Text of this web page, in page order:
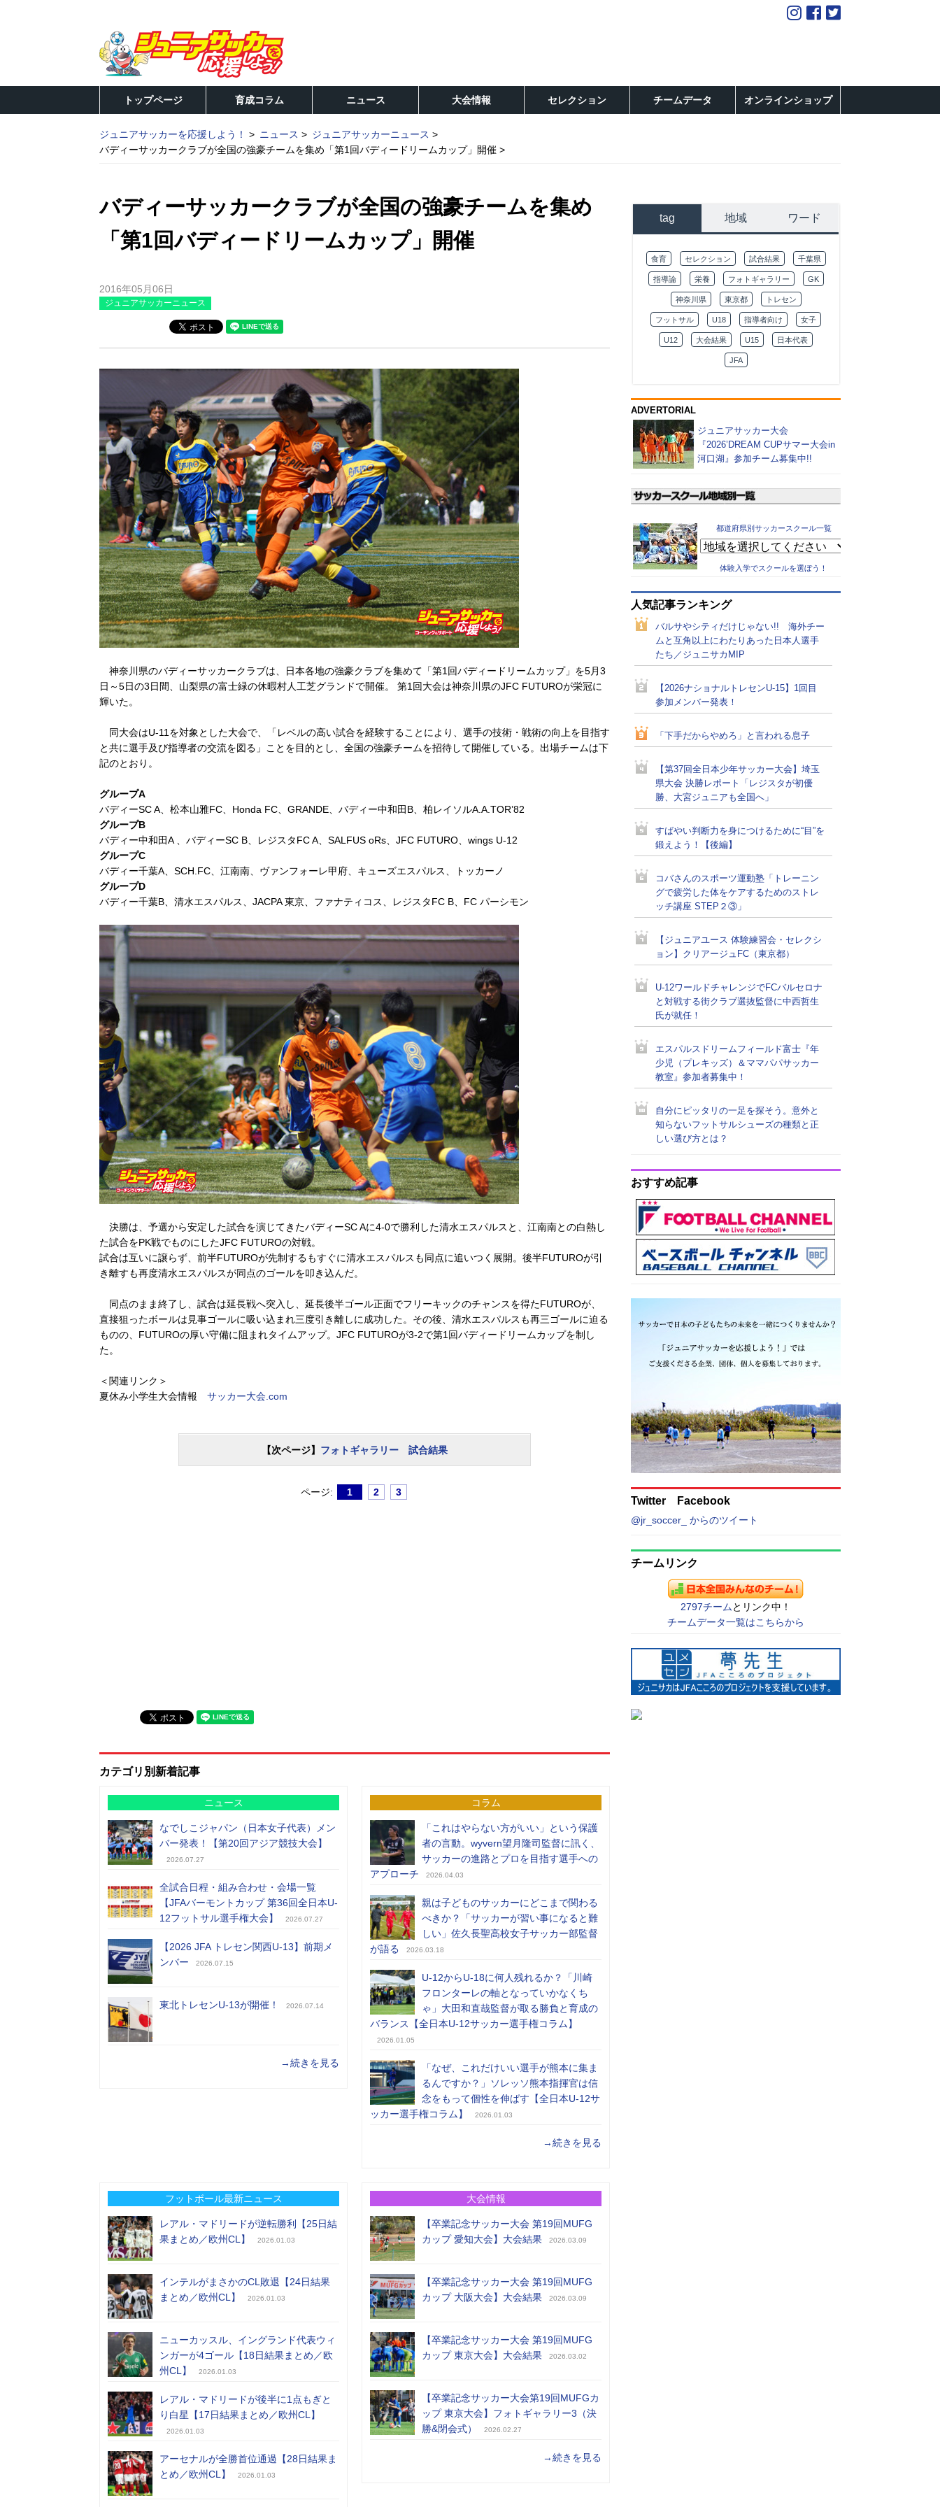
トップページ 育成コラム ニュース 大会情報 セレクション チームデータ オンラインショップ
ジュニアサッカーを応援しよう！ ニュース
ジュニアサッカーニュース
バディーサッカークラブが全国の強豪チームを集め「第1回バディードリームカップ」開催
バディーサッカークラブが全国の強豪チームを集め
「第1回バディードリームカップ」開催
2016年05月06日
ジュニアサッカーニュース
神奈川県のバディーサッカークラブは、日本各地の強豪クラブを集めて「第1回バディードリームカップ」を5月3
日～5日の3日間、山梨県の富士緑の休暇村人工芝グランドで開催。 第1回大会は神奈川県のJFC FUTUROが栄冠に
輝いた。
同大会はU-11を対象とした大会で、「レベルの高い試合を経験することにより、選手の技術・戦術の向上を目指す
と共に選手及び指導者の交流を図る」ことを目的とし、全国の強豪チームを招待して開催している。出場チームは下
記のとおり。
グループA
バディーSC A、松本山雅FC、Honda FC、GRANDE、バディー中和田B、柏レイソルA.A.TOR’82
グループB
バディー中和田A 、バディーSC B、レジスタFC A、SALFUS oRs、JFC FUTURO、wings U-12
グループC
バディー千葉A、SCH.FC、江南南、ヴァンフォーレ甲府、キューズエスパルス、トッカーノ
グループD
バディー千葉B、清水エスパルス、JACPA 東京、ファナティコス、レジスタFC B、FC パーシモン
決勝は、予選から安定した試合を演じてきたバディーSC Aに4-0で勝利した清水エスパルスと、江南南との白熱し
た試合をPK戦でものにしたJFC FUTUROの対戦。
試合は互いに譲らず、前半FUTUROが先制するもすぐに清水エスパルスも同点に追いつく展開。後半FUTUROが引
き離すも再度清水エスパルスが同点のゴールを叩き込んだ。
同点のまま終了し、試合は延長戦へ突入し、延長後半ゴール正面でフリーキックのチャンスを得たFUTUROが、
直接狙ったボールは見事ゴールに吸い込まれ三度引き離しに成功した。その後、清水エスパルスも再三ゴールに迫る
ものの、FUTUROの厚い守備に阻まれタイムアップ。JFC FUTUROが3-2で第1回バディードリームカップを制し
た。
＜関連リンク＞
夏休み小学生大会情報 サッカー大会.com
【次ページ】 フォトギャラリー 試合結果
ページ: 1 2 3
カテゴリ別新着記事
ニュース
なでしこジャパン（日本女子代表）メン
バー発表！【第20回アジア競技大会】
2026.07.27
全試合日程・組み合わせ・会場一覧
【JFAバーモントカップ 第36回全日本U-
12フットサル選手権大会】
2026.07.27
【2026 JFA トレセン関西U-13】前期メ
ンバー
2026.07.15
東北トレセンU-13が開催！ 2026.07.14
→続きを見る
コラム
「これはやらない方がいい」という保護
者の言動。wyvern望月隆司監督に訊く、
サッカーの進路とプロを目指す選手への
アプローチ
2026.04.03
親は子どものサッカーにどこまで関わる
べきか？「サッカーが習い事になると難
しい」佐久長聖高校女子サッカー部監督
が語る
2026.03.18
U-12からU-18に何人残れるか？「川崎
フロンターレの軸となっていかなくち
ゃ」大田和直哉監督が取る勝負と育成の
バランス【全日本U-12サッカー選手権コラム】
2026.01.05
「なぜ、これだけいい選手が熊本に集ま
るんですか？」ソレッソ熊本指揮官は信
念をもって個性を伸ばす【全日本U-12サ
ッカー選手権コラム】
2026.01.03
→続きを見る
フットボール最新ニュース
レアル・マドリードが逆転勝利【25日結
果まとめ／欧州CL】
2026.01.03
インテルがまさかのCL敗退【24日結果
まとめ／欧州CL】
2026.01.03
ニューカッスル、イングランド代表ウィ
ンガーが4ゴール【18日結果まとめ／欧
州CL】
2026.01.03
レアル・マドリードが後半に1点もぎと
り白星【17日結果まとめ／欧州CL】
2026.01.03
アーセナルが全勝首位通過【28日結果ま
とめ／欧州CL】
2026.01.03
大会情報
【卒業記念サッカー大会 第19回MUFG
カップ 愛知大会】大会結果
2026.03.09
【卒業記念サッカー大会 第19回MUFG
カップ 大阪大会】大会結果
2026.03.09
【卒業記念サッカー大会 第19回MUFG
カップ 東京大会】大会結果
2026.03.02
【卒業記念サッカー大会第19回MUFGカ
ップ 東京大会】フォトギャラリー3（決
勝&閉会式）
2026.02.27
→続きを見る
tag 地域 ワード
食育 セレクション 試合結果 千葉県
指導論 栄養 フォトギャラリー GK
神奈川県 東京都 トレセン
フットサル U18 指導者向け 女子
U12 大会結果 U15 日本代表
JFA
ADVERTORIAL
ジュニアサッカー大会
『2026’DREAM CUPサマー大会in
河口湖』参加チーム募集中!!
都道府県別サッカースクール一覧
体験入学でスクールを選ぼう！
人気記事ランキング
バルサやシティだけじゃない!! 海外チー
ムと互角以上にわたりあった日本人選手
たち／ジュニサカMIP
【2026ナショナルトレセンU-15】1回目
参加メンバー発表！
「下手だからやめろ」と言われる息子
【第37回全日本少年サッカー大会】埼玉
県大会 決勝レポート「レジスタが初優
勝、大宮ジュニアも全国へ」
すばやい判断力を身につけるために“目”を
鍛えよう！【後編】
コバさんのスポーツ運動塾「トレーニン
グで疲労した体をケアするためのストレ
ッチ講座 STEP２③」
【ジュニアユース 体験練習会・セレクシ
ョン】クリアージュFC（東京都）
U-12ワールドチャレンジでFCバルセロナ
と対戦する街クラブ選抜監督に中西哲生
氏が就任！
エスパルスドリームフィールド富士『年
少児（プレキッズ）＆ママパパサッカー
教室』参加者募集中！
自分にピッタリの一足を探そう。意外と
知らないフットサルシューズの種類と正
しい選び方とは？
おすすめ記事
Twitter Facebook
@jr_soccer_ からのツイート
チームリンク
2797チーム とリンク中！
チームデータ一覧はこちらから